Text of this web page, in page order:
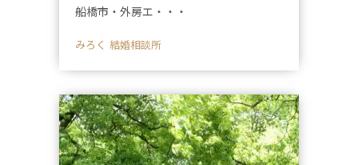
船橋市・外房エ・・・
みろく 結婚相談所